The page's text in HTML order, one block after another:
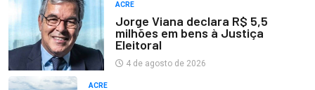
ACRE
Jorge Viana declara R$ 5,5
milhões em bens à Justiça
Eleitoral
4 de agosto de 2026
ACRE